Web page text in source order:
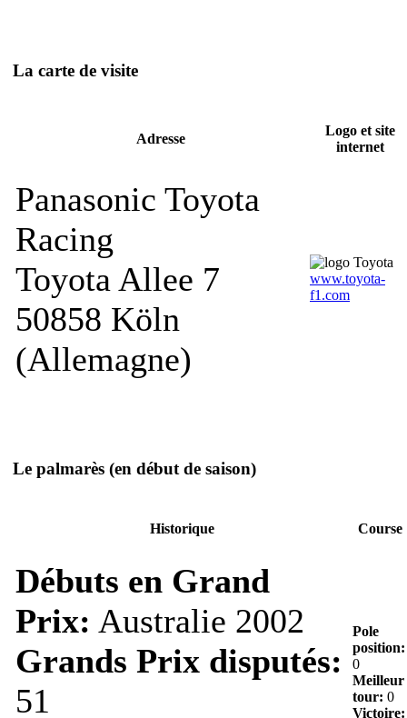
La carte de visite
Adresse
Logo et site
internet
Panasonic Toyota
Racing
Toyota Allee 7
50858 Köln
(Allemagne)
www.toyota-
f1.com
Le palmarès (en début de saison)
Historique Course
Débuts en Grand
Prix: Australie 2002
Grands Prix disputés:
51
Pole
position:
0
Meilleur
tour: 0
Victoire: